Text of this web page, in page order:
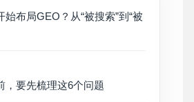
布局GEO？从“被搜索”到“被
，要先梳理这6个问题